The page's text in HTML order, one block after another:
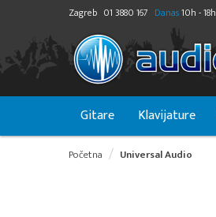
Zagreb 01 3880 167 Danas10h - 18h
Gitare Klavijature
Početna Universal Audio